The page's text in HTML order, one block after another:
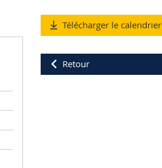
Télécharger le calendrier
Retour